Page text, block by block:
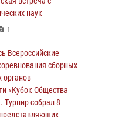
участие в
безопасности во
росгвардейцы
улицу Труда
наук
1
Всероссийские
сборных
«Кубок Общества
Турнир собрал 8